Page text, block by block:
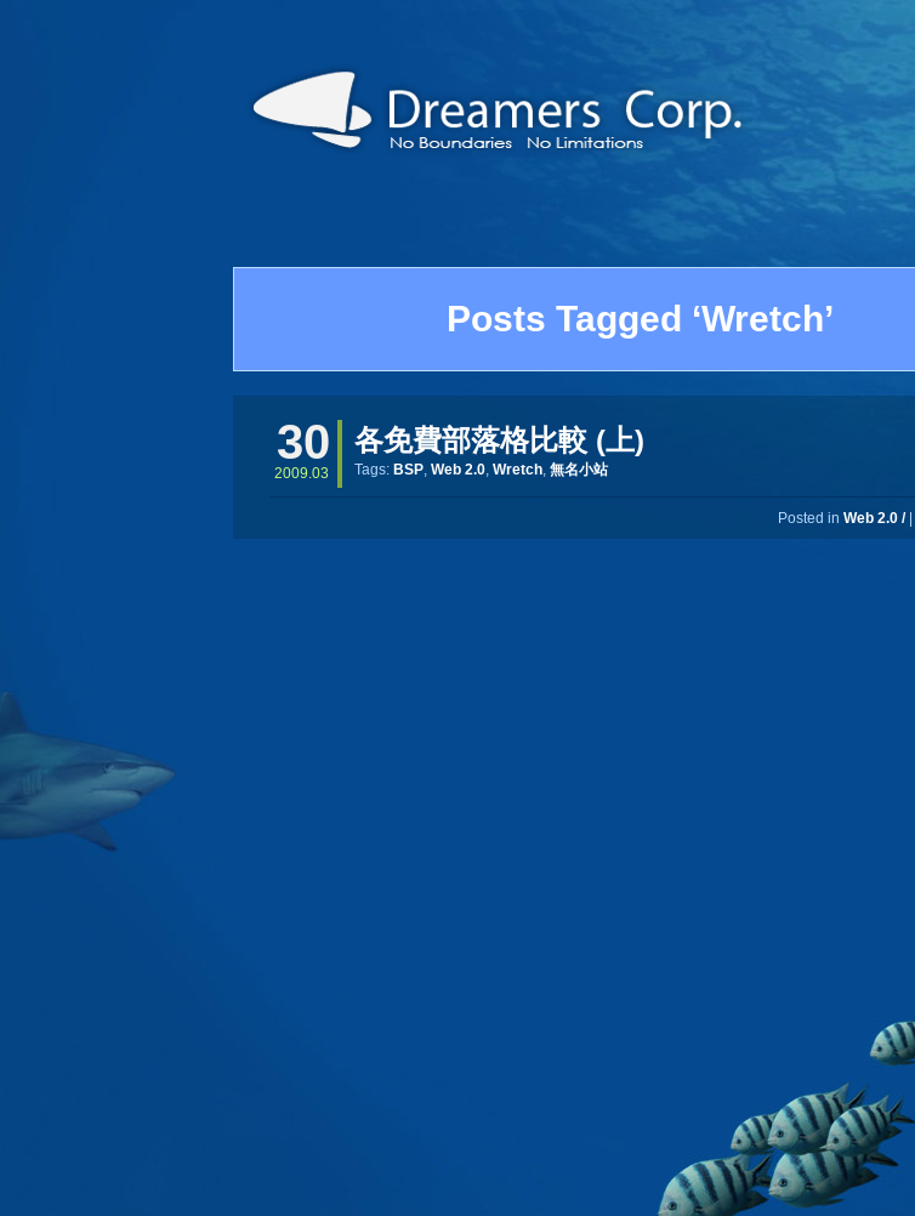
Posts Tagged ‘Wretch’
30
2009.03
各免費部落格比較 (上)
Tags: BSP, Web 2.0, Wretch, 無名小站
Posted in Web 2.0 /|